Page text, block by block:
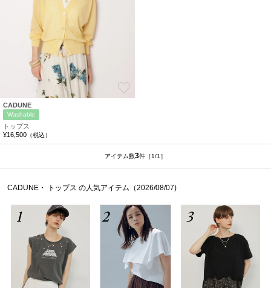
CADUNE
Washable
トップス
¥16,500 （税込）
アイテム数3件 ［1/1］
CADUNE・ トップス の人気アイテム（2026/08/07)
1 2 3